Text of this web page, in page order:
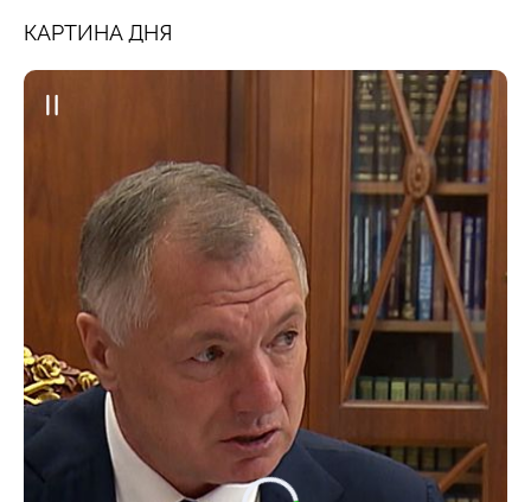
КАРТИНА ДНЯ